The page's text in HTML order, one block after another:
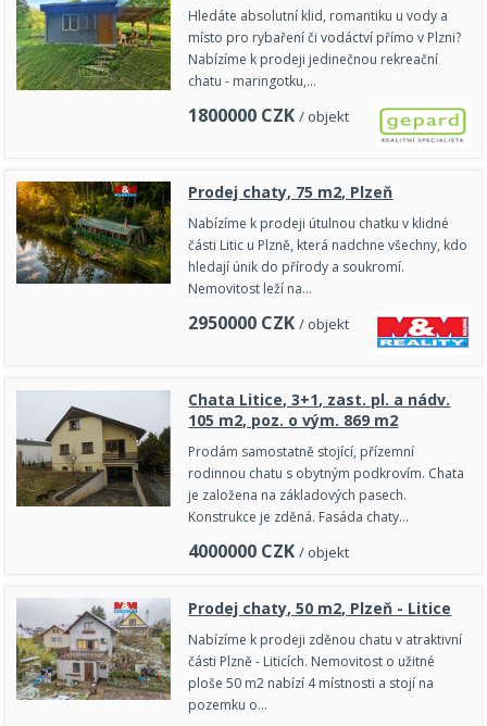
Hledáte absolutní klid, romantiku u vody a
místo pro rybaření či vodáctví přímo v Plzni?
Nabízíme k prodeji jedinečnou rekreační
chatu - maringotku,…
1800000 CZK / objekt
Prodej chaty, 75 m2, Plzeň
Nabízíme k prodeji útulnou chatku v klidné
části Litic u Plzně, která nadchne všechny, kdo
hledají únik do přírody a soukromí.
Nemovitost leží na…
2950000 CZK / objekt
Chata Litice, 3+1, zast. pl. a nádv.
105 m2, poz. o vým. 869 m2
Prodám samostatně stojící, přízemní
rodinnou chatu s obytným podkrovím. Chata
je založena na základových pasech.
Konstrukce je zděná. Fasáda chaty…
4000000 CZK / objekt
Prodej chaty, 50 m2, Plzeň - Litice
Nabízíme k prodeji zděnou chatu v atraktivní
části Plzně - Liticích. Nemovitost o užitné
ploše 50 m2 nabízí 4 místnosti a stojí na
pozemku o…